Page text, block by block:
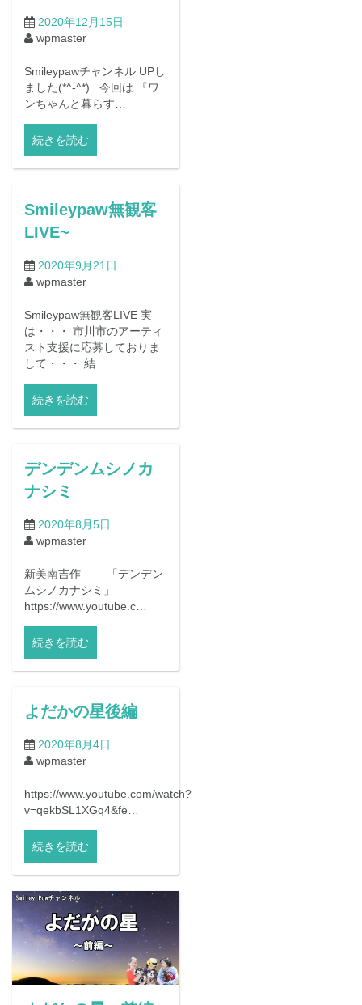
2020年12月15日
wpmaster
Smileypawチャンネル UPし
ました(*^-^*) 今回は 『ワ
ンちゃんと暮らす…
続きを読む
Smileypaw無観客
LIVE~
2020年9月21日
wpmaster
Smileypaw無観客LIVE 実
は・・・ 市川市のアーティ
スト支援に応募しておりま
して・・・ 結…
続きを読む
デンデンムシノカ
ナシミ
2020年8月5日
wpmaster
新美南吉作 「デンデン
ムシノカナシミ」
https://www.youtube.c…
続きを読む
よだかの星後編
2020年8月4日
wpmaster
https://www.youtube.com/watch?
v=qekbSL1XGq4&fe…
続きを読む